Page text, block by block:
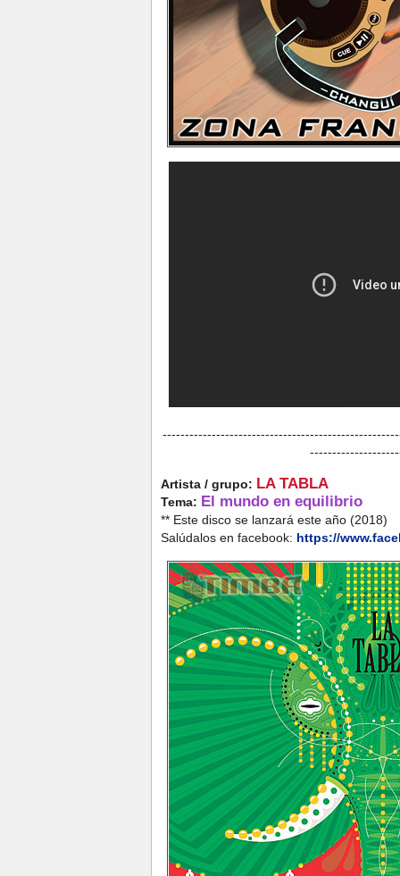
Artista / grupo: LA TABLA
Tema: El mundo en equilibrio
** Este disco se lanzará este año (2018)
Salúdalos en facebook: https://